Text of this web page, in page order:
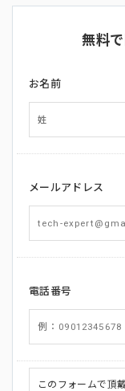
無料
お名前
メールアドレス
電話番号
このフォームで頂